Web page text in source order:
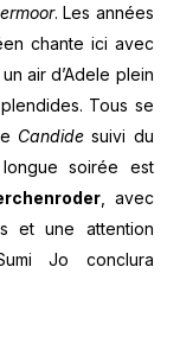
. Les années
chante ici avec
air d’Adele plein
Tous se
Candide suivi du
soirée est
, avec
et une attention
Jo conclura